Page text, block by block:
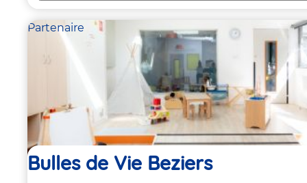
Partenaire
Bulles de Vie Beziers